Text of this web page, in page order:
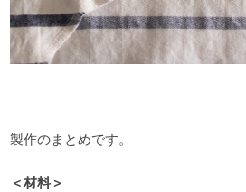
製作のまとめです。
＜材料＞